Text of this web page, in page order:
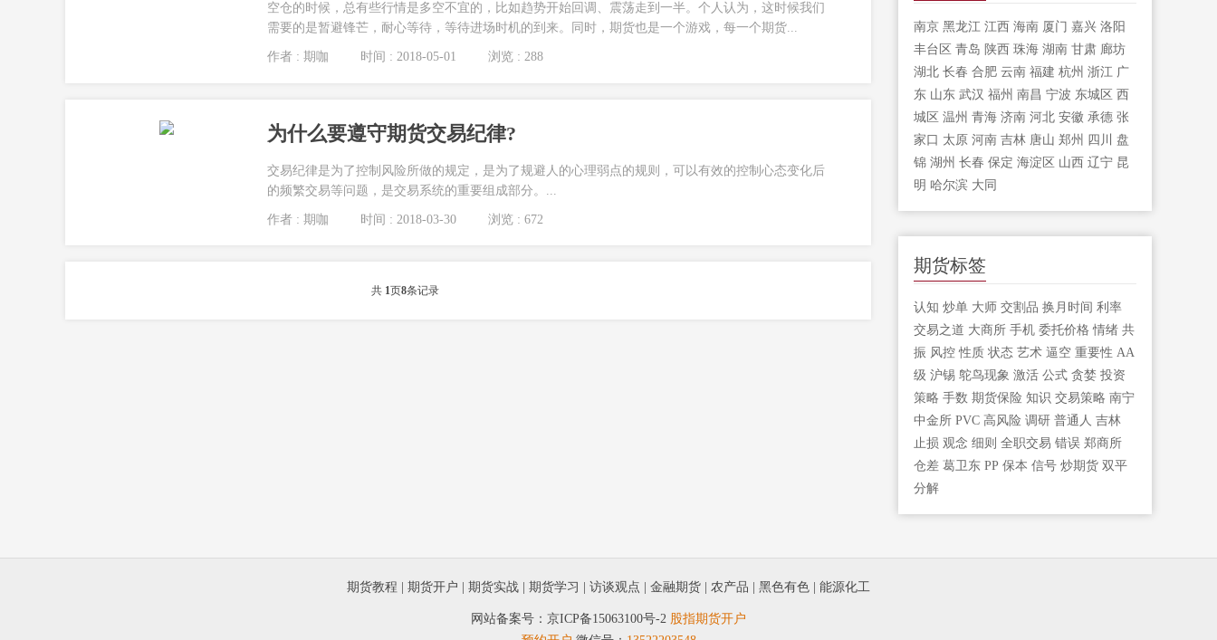
空仓的时候，总有些行情是多空不宜的，比如趋势开始回调、震荡走到一半。个人认为，这时候我们
需要的是暂避锋芒，耐心等待，等待进场时机的到来。同时，期货也是一个游戏，每一个期货...
作者 : 期咖 时间 : 2018-05-01 浏览 : 288
为什么要遵守期货交易纪律?
交易纪律是为了控制风险所做的规定，是为了规避人的心理弱点的规则，可以有效的控制心态变化后
的频繁交易等问题，是交易系统的重要组成部分。...
作者 : 期咖 时间 : 2018-03-30 浏览 : 672
共 1页8条记录
南京 黑龙江 江西 海南 厦门 嘉兴 洛阳
丰台区 青岛 陕西 珠海 湖南 甘肃 廊坊
湖北 长春 合肥 云南 福建 杭州 浙江 广
东 山东 武汉 福州 南昌 宁波 东城区 西
城区 温州 青海 济南 河北 安徽 承德 张
家口 太原 河南 吉林 唐山 郑州 四川
盘
锦 湖州 长春 保定 海淀区 山西 辽宁 昆
明 哈尔滨 大同
期货标签
认知 炒单 大师 交割品 换月时间 利率
交易之道 大商所 手机 委托价格 情绪 共
振 风控 性质 状态 艺术 逼空 重要性 AA
级 沪锡 鸵鸟现象 激活 公式 贪婪 投资
策略 手数 期货保险 知识 交易策略 南宁
中金所 PVC 高风险 调研 普通人 吉林
止损 观念 细则 全职交易 错误 郑商所
仓差 葛卫东 PP 保本 信号 炒期货 双平
分解
期货教程 期货开户 期货实战 期货学习 访谈观点 金融期货 农产品 黑色有色 能源化工
网站备案号： 京ICP备15063100号-2 股指期货开户